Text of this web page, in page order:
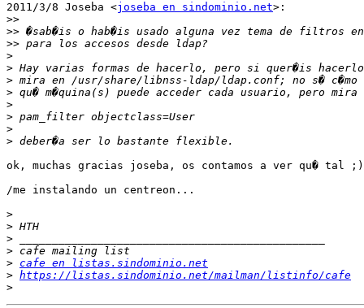
2011/3/8 Joseba <joseba en sindominio.net>:
>>
>>
>>
>
>
>
>
>
>
>
>
ok, muchas gracias joseba, os contamos a ver qu� tal ;)
/me instalando un centreon...
>
>
>
>
> cafe en listas.sindominio.net
> https://listas.sindominio.net/mailman/listinfo/cafe
>